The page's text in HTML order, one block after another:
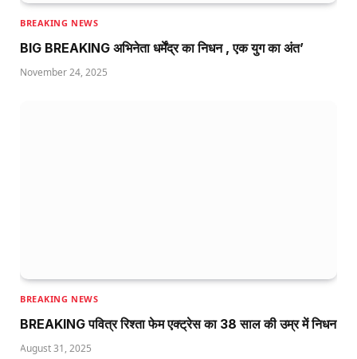
BREAKING NEWS
BIG BREAKING अभिनेता धर्मेंद्र का निधन , एक युग का अंत’
November 24, 2025
BREAKING NEWS
BREAKING पवित्र रिश्ता फेम एक्ट्रेस का 38 साल की उम्र में निधन
August 31, 2025